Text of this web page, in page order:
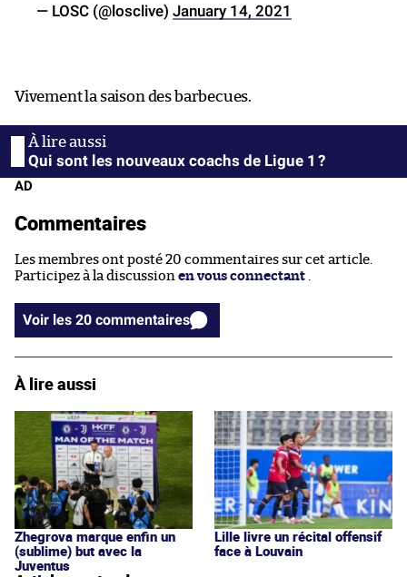
— LOSC (@losclive) January 14, 2021
Vivement la saison des barbecues.
Qui sont les nouveaux coachs de Ligue 1 ?
AD
Commentaires
Les membres ont posté 20 commentaires sur cet article.
Participez à la discussion en vous connectant
Voir les 20 commentaires
À lire aussi
Zhegrova marque enfin un
(sublime) but avec la
Juventus
Lille livre un récital offensif
face à Louvain